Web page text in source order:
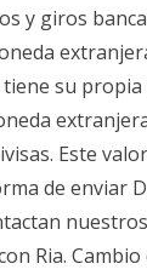
y giros
su
Este
de enviar
Ria.